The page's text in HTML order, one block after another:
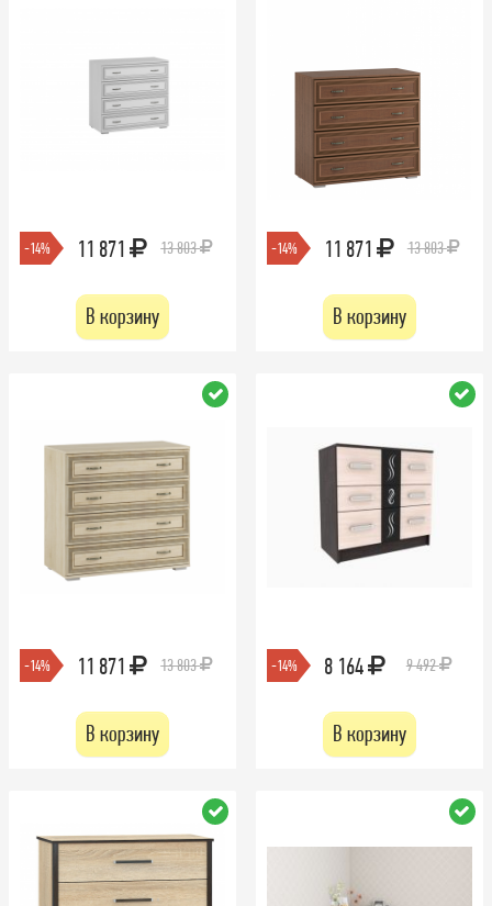
-14% 11 871 13 803
В корзину
-14% 11 871 13 803
В корзину
-14% 11 871 13 803
В корзину
-14% 8 164 9 492
В корзину